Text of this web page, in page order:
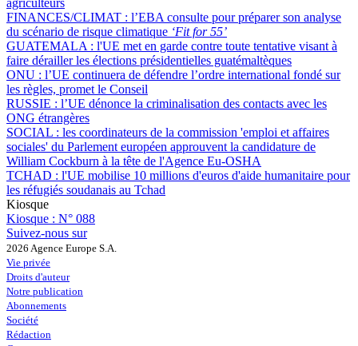
FINANCES/CLIMAT : l’EBA consulte pour préparer son analyse
du scénario de risque climatique ‘Fit for 55’
GUATEMALA : l'UE met en garde contre toute tentative visant à
faire dérailler les élections présidentielles guatémaltèques
ONU : l’UE continuera de défendre l’ordre international fondé sur
les règles, promet le Conseil
RUSSIE : l’UE dénonce la criminalisation des contacts avec les
ONG étrangères
SOCIAL : les coordinateurs de la commission 'emploi et affaires
sociales' du Parlement européen approuvent la candidature de
William Cockburn à la tête de l'Agence Eu-OSHA
TCHAD : l'UE mobilise 10 millions d'euros d'aide humanitaire pour
les réfugiés soudanais au Tchad
Kiosque
Kiosque : N° 088
Suivez-nous sur
2026 Agence Europe S.A.
Vie privée
Droits d'auteur
Notre publication
Abonnements
Société
Rédaction